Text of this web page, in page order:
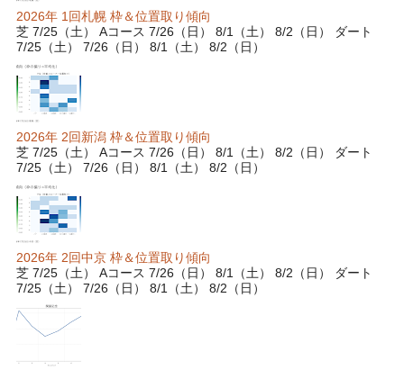
2026年 1回札幌 枠＆位置取り傾向
芝 7/25（土） Aコース 7/26（日） 8/1（土） 8/2（日） ダート
7/25（土） 7/26（日） 8/1（土） 8/2（日）
2026年 2回新潟 枠＆位置取り傾向
芝 7/25（土） Aコース 7/26（日） 8/1（土） 8/2（日） ダート
7/25（土） 7/26（日） 8/1（土） 8/2（日）
2026年 2回中京 枠＆位置取り傾向
芝 7/25（土） Aコース 7/26（日） 8/1（土） 8/2（日） ダート
7/25（土） 7/26（日） 8/1（土） 8/2（日）